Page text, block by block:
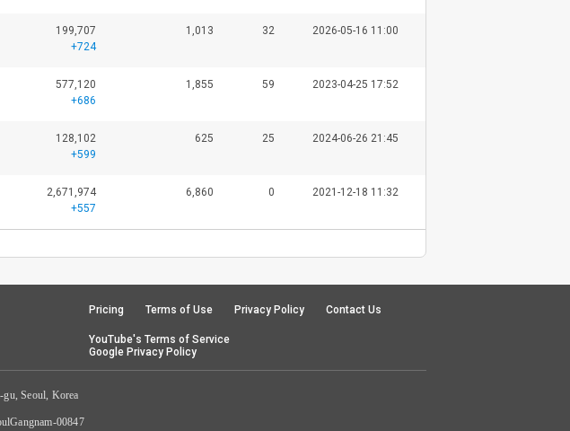
199,707
+724
1,013 32 2026-05-16 11:00
577,120
+686
1,855 59 2023-04-25 17:52
128,102
+599
625 25 2024-06-26 21:45
2,671,974
+557
6,860 0 2021-12-18 11:32
Pricing Terms of Use Privacy Policy Contact Us
YouTube's Terms of Service
Google Privacy Policy
Seoul, Korea
00847